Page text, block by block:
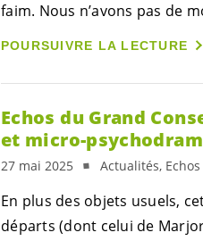
faim. Nous n’avons pas de
POURSUIVRE LA LECTURE
Echos du Grand
et micro-
27 mai 2025 Actualités,
En plus des objets usuels,
départs (dont celui de